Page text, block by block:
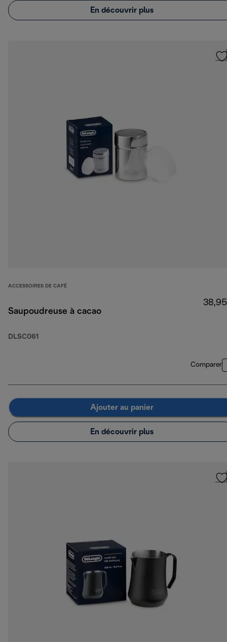
En découvrir plus
ACCESSOIRES DE CAFÉ
Saupoudreuse à cacao
DLSC061
Comparer
Ajouter au panier
En découvrir plus